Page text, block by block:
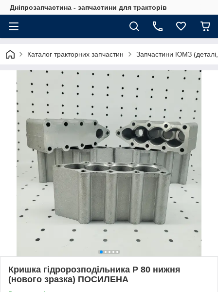
Дніпрозапчастина - запчастини для тракторів
Каталог тракторних запчастин Запчастини ЮМЗ
Кришка гідророзподільника Р 80 нижня
(нового зразка) ПОСИЛЕНА